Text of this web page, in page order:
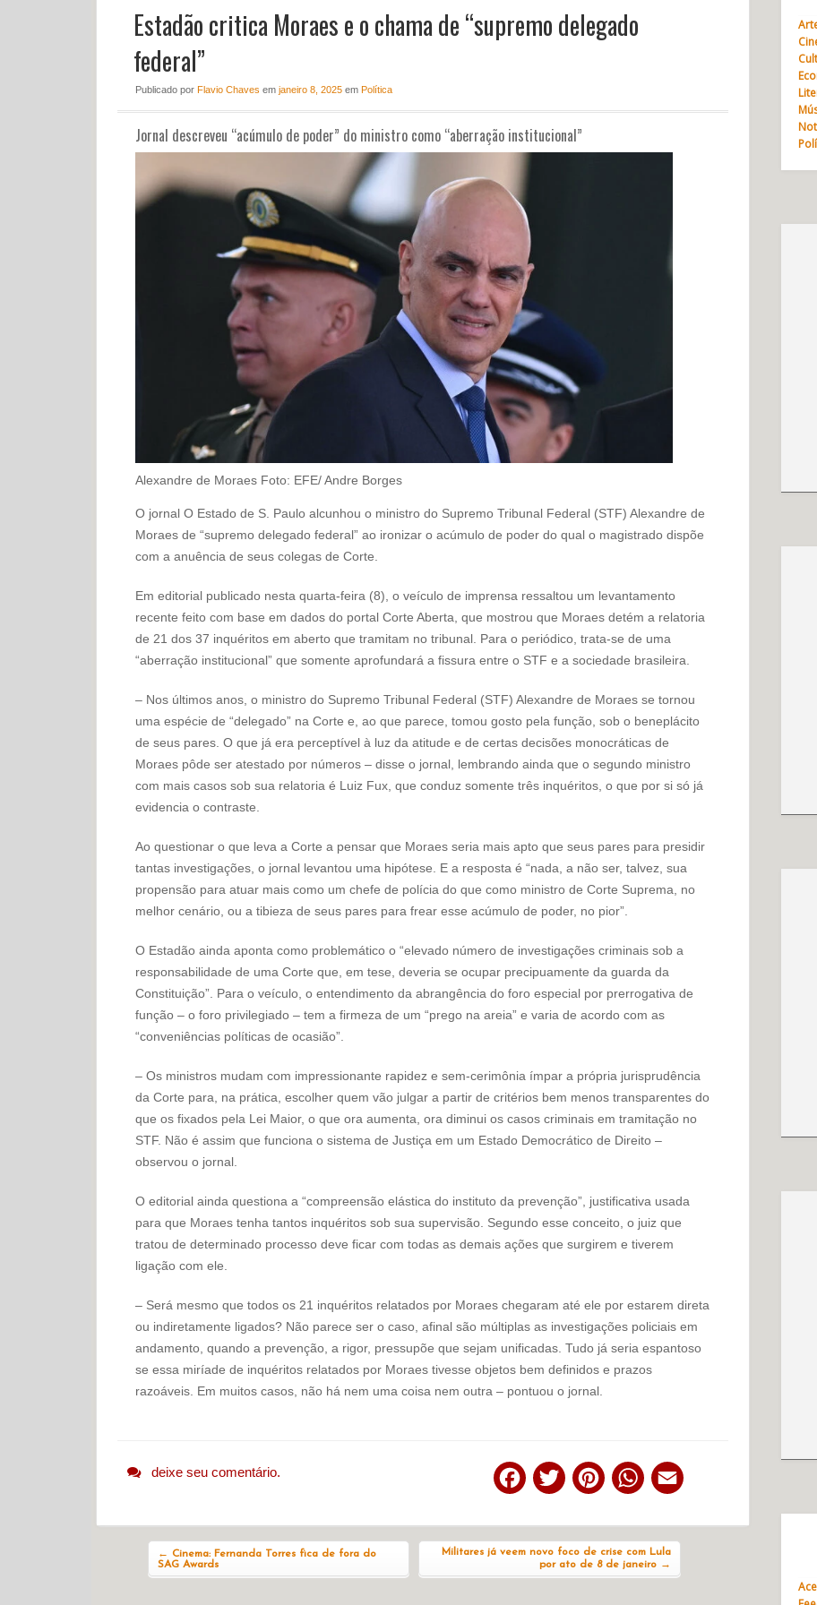
Estadão critica Moraes e o chama de “supremo delegado
federal”
Publicado por Flavio Chaves em janeiro 8, 2025em Política
Jornal descreveu “acúmulo de poder” do ministro como “aberração institucional”
Alexandre de Moraes Foto: EFE/ Andre Borges
O jornal O Estado de S. Paulo alcunhou o ministro do Supremo Tribunal Federal (STF) Alexandre de
Moraes de “supremo delegado federal” ao ironizar o acúmulo de poder do qual o magistrado dispõe
com a anuência de seus colegas de Corte.
Em editorial publicado nesta quarta-feira (8), o veículo de imprensa ressaltou um levantamento
recente feito com base em dados do portal Corte Aberta, que mostrou que Moraes detém a relatoria
de 21 dos 37 inquéritos em aberto que tramitam no tribunal. Para o periódico, trata-se de uma
“aberração institucional” que somente aprofundará a fissura entre o STF e a sociedade brasileira.
– Nos últimos anos, o ministro do Supremo Tribunal Federal (STF) Alexandre de Moraes se tornou
uma espécie de “delegado” na Corte e, ao que parece, tomou gosto pela função, sob o beneplácito
de seus pares. O que já era perceptível à luz da atitude e de certas decisões monocráticas de
Moraes pôde ser atestado por números – disse o jornal, lembrando ainda que o segundo ministro
com mais casos sob sua relatoria é Luiz Fux, que conduz somente três inquéritos, o que por si só já
evidencia o contraste.
Ao questionar o que leva a Corte a pensar que Moraes seria mais apto que seus pares para presidir
tantas investigações, o jornal levantou uma hipótese. E a resposta é “nada, a não ser, talvez, sua
propensão para atuar mais como um chefe de polícia do que como ministro de Corte Suprema, no
melhor cenário, ou a tibieza de seus pares para frear esse acúmulo de poder, no pior”.
O Estadão ainda aponta como problemático o “elevado número de investigações criminais sob a
responsabilidade de uma Corte que, em tese, deveria se ocupar precipuamente da guarda da
Constituição”. Para o veículo, o entendimento da abrangência do foro especial por prerrogativa de
função – o foro privilegiado – tem a firmeza de um “prego na areia” e varia de acordo com as
“conveniências políticas de ocasião”.
– Os ministros mudam com impressionante rapidez e sem-cerimônia ímpar a própria jurisprudência
da Corte para, na prática, escolher quem vão julgar a partir de critérios bem menos transparentes do
que os fixados pela Lei Maior, o que ora aumenta, ora diminui os casos criminais em tramitação no
STF. Não é assim que funciona o sistema de Justiça em um Estado Democrático de Direito –
observou o jornal.
O editorial ainda questiona a “compreensão elástica do instituto da prevenção”, justificativa usada
para que Moraes tenha tantos inquéritos sob sua supervisão. Segundo esse conceito, o juiz que
tratou de determinado processo deve ficar com todas as demais ações que surgirem e tiverem
ligação com ele.
– Será mesmo que todos os 21 inquéritos relatados por Moraes chegaram até ele por estarem direta
ou indiretamente ligados? Não parece ser o caso, afinal são múltiplas as investigações policiais em
andamento, quando a prevenção, a rigor, pressupõe que sejam unificadas. Tudo já seria espantoso
se essa miríade de inquéritos relatados por Moraes tivesse objetos bem definidos e prazos
razoáveis. Em muitos casos, não há nem uma coisa nem outra – pontuou o jornal.
deixe seu comentário.
Facebook
Twitter PinterestWhatsApp
← Cinema: Fernanda Torres fica de fora do
SAG Awards
Militares já veem novo foco de crise com Lula
por ato de 8 de janeiro →